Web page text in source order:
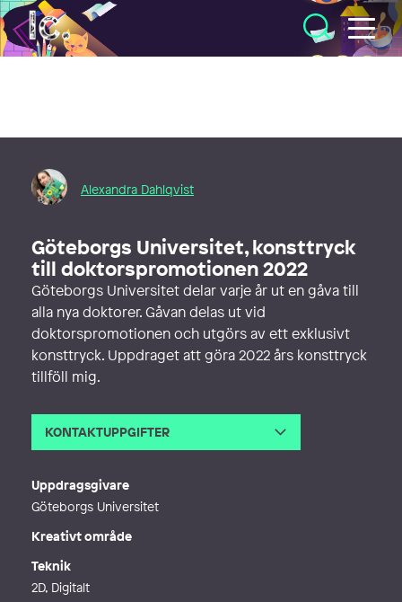
Illustratörcentrum
Alexandra Dahlqvist
Göteborgs Universitet, konsttryck
till doktorspromotionen 2022
Göteborgs Universitet delar varje år ut en gåva till
alla nya doktorer. Gåvan delas ut vid
doktorspromotionen och utgörs av ett exklusivt
konsttryck. Uppdraget att göra 2022 års konsttryck
tillföll mig.
KONTAKTUPPGIFTER
Webb http://alexandradahlqvist.se
Uppdragsgivare
Göteborgs Universitet
Kreativt område
Teknik
2D, Digitalt